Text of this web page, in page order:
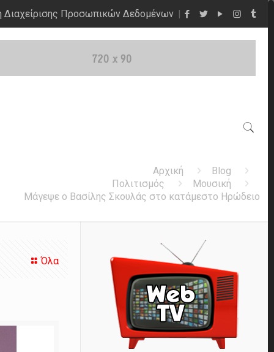
Διαχείρισης Προσωπικών Δεδομένων
Αρχική
Blog
Πολιτισμός
Μουσική
Μάγεψε ο Βασίλης Σκουλάς στο κατάμεστο Ηρώδειο
Όλα